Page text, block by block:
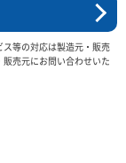
ス等の対応は製造元・販売
売元にお問い合わせいた